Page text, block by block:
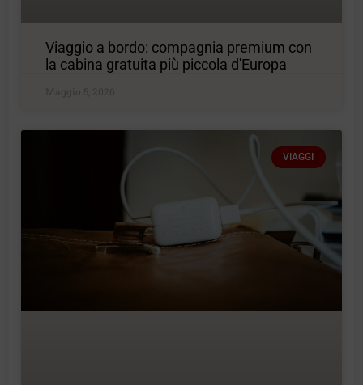
Viaggio a bordo: compagnia premium con
la cabina gratuita più piccola d'Europa
Maggio 5, 2026
VIAGGI